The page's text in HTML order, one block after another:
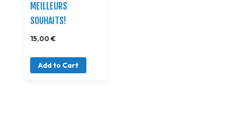
MEILLEURS
SOUHAITS!
15,00 €
Add to Cart